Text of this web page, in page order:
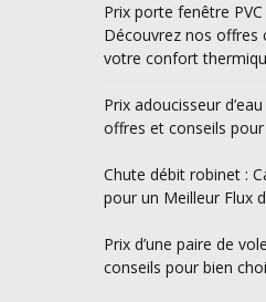
Prix porte fenêtre
Découvrez nos
votre confort
Prix adoucisseur
offres et conseils
Chute débit robinet :
pour un Meilleur Flux
Prix d’une paire de
conseils pour bien